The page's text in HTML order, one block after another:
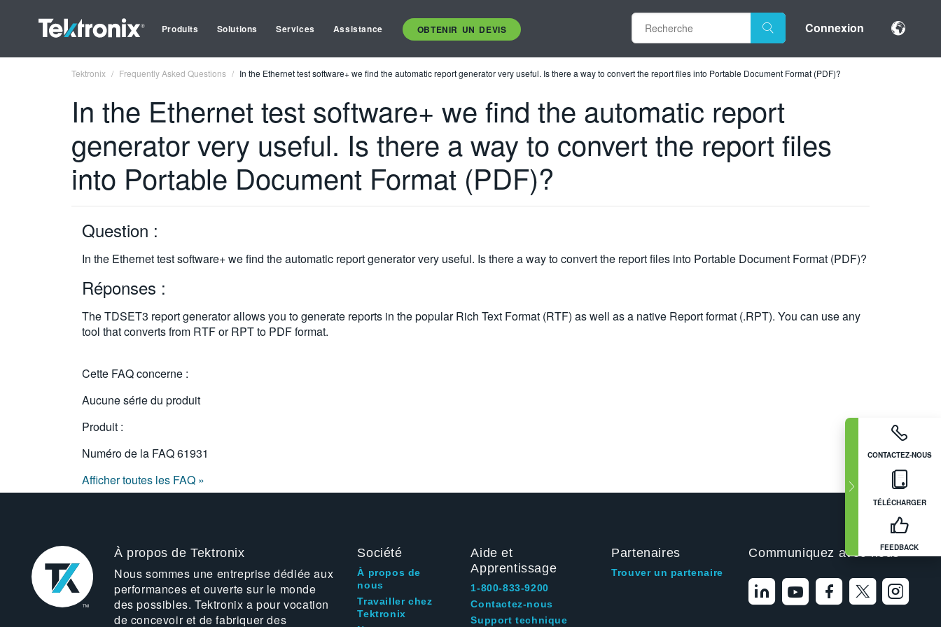
Produits Solutions Services Assistance OBTENIR UN DEVIS Connexion
CONTACTEZ-NOUS
TÉLÉCHARGER
FEEDBACK
Tektronix Frequently Asked Questions In the Ethernet test software+ we find the automatic report generator very useful. Is there a way to convert the report files into Portable Document Format (PDF)?
In the Ethernet test software+ we find the automatic report
generator very useful. Is there a way to convert the report files
into Portable Document Format (PDF)?
Question :
In the Ethernet test software+ we find the automatic report generator very useful. Is there a way to convert the report files into Portable Document Format (PDF)?
Réponses :
The TDSET3 report generator allows you to generate reports in the popular Rich Text Format (RTF) as well as a native Report format (.RPT). You can use any
tool that converts from RTF or RPT to PDF format.
Cette FAQ concerne :
Aucune série du produit
Produit :
Numéro de la FAQ61931
Afficher toutes les FAQ »
À propos de Tektronix
Nous sommes une entreprise dédiée aux
performances et ouverte sur le monde
des possibles. Tektronix a pour vocation
de concevoir et de fabriquer des
Société
À propos de
nous
Travailler chez
Tektronix
Aide et
Apprentissage
1-800-833-9200
Contactez-nous
Support technique
Partenaires
Trouver un partenaire
Communiquez avec nous